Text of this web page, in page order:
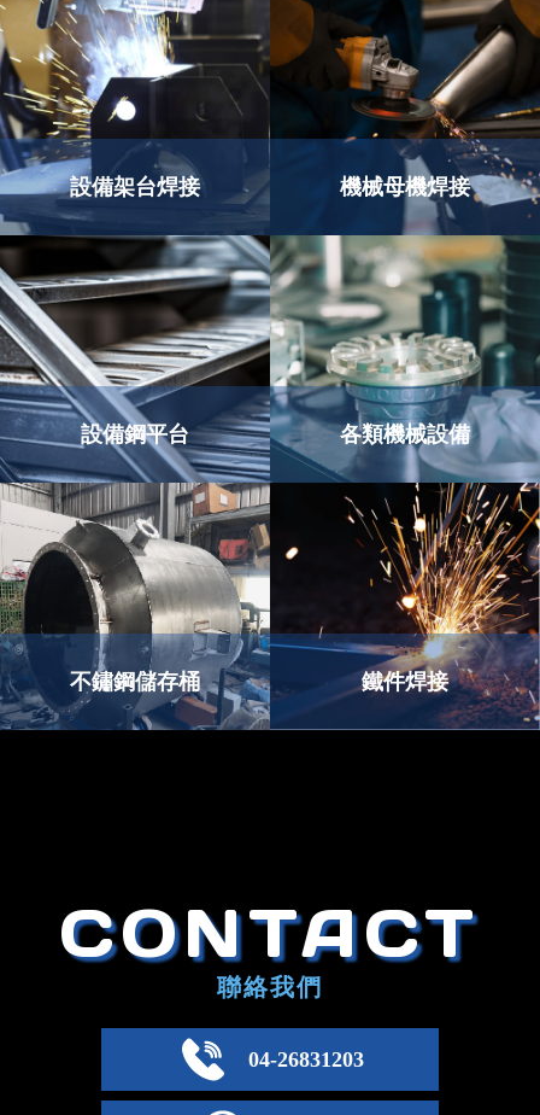
設備架台焊接 機械母機焊接
設備鋼平台 各類機械設備
不鏽鋼儲存桶 鐵件焊接
CONTACT
聯絡我們
04-26831203